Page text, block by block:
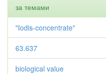
за темами
"Iodis-concentrate"
63.637
biological value